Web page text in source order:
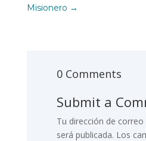
Misionero →
0 Comments
Submit a
Tu dirección de
será publicada. Los